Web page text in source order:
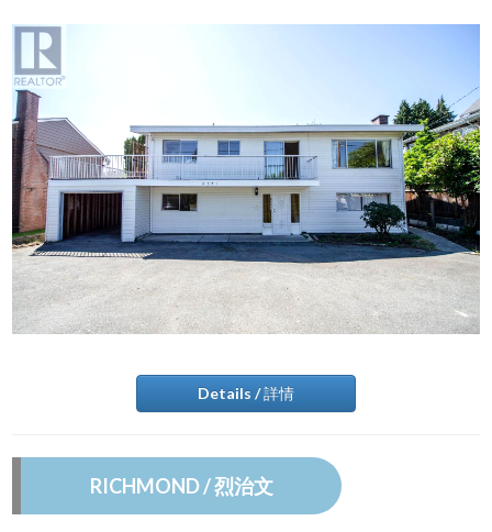
Details / 詳情
RICHMOND / 烈治文